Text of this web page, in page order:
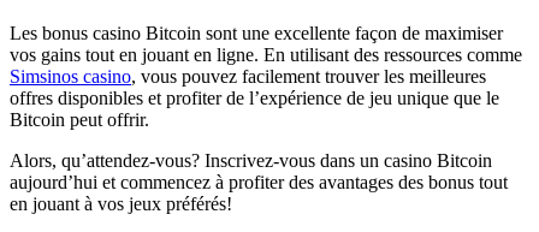
Les bonus casino Bitcoin sont une excellente façon de maximiser
vos gains tout en jouant en ligne. En utilisant des ressources comme
Simsinos casino, vous pouvez facilement trouver les meilleures
offres disponibles et profiter de l’expérience de jeu unique que le
Bitcoin peut offrir.
Alors, qu’attendez-vous? Inscrivez-vous dans un casino Bitcoin
aujourd’hui et commencez à profiter des avantages des bonus tout
en jouant à vos jeux préférés!